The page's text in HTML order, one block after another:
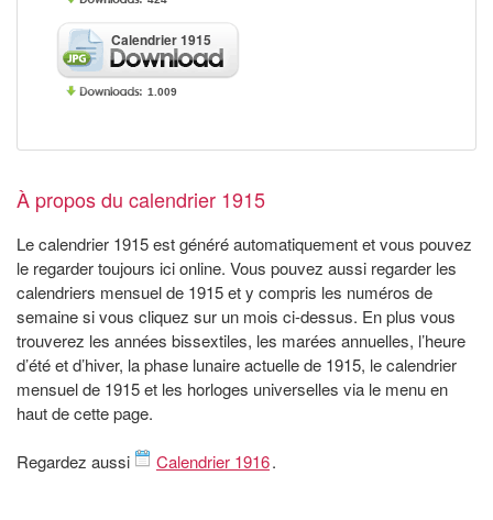
Calendrier 1915
1.009
À propos du calendrier 1915
Le calendrier 1915 est généré automatiquement et vous pouvez
le regarder toujours ici online. Vous pouvez aussi regarder les
calendriers mensuel de 1915 et y compris les numéros de
semaine si vous cliquez sur un mois ci-dessus. En plus vous
trouverez les années bissextiles, les marées annuelles, l’heure
d’été et d’hiver, la phase lunaire actuelle de 1915, le calendrier
mensuel de 1915 et les horloges universelles via le menu en
haut de cette page.
Regardez aussi Calendrier 1916.